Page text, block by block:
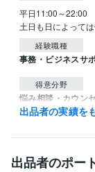
平日11:00～22:00
土日も日によって
経験職種
事務・ビジネスサ
得意分野
悩み相談・カウン
恋愛 悩み相談
正
出品者の実績を
出品者のポー